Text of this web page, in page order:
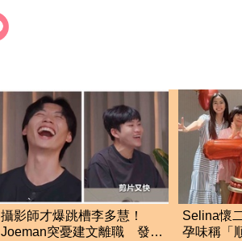
攝影師才爆跳槽李多慧！
Joeman突憂建文離職 發聲
Selina懷
孕味稱「